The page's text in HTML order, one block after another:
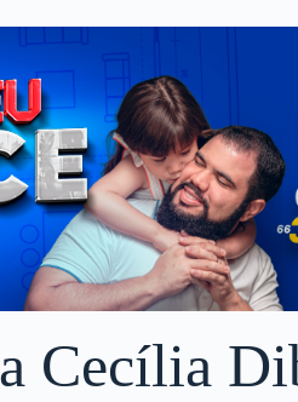
Cecília